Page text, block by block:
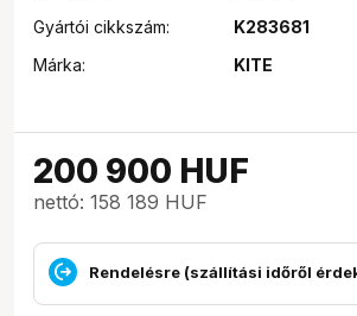
Gyártói cikkszám:
K283681
Márka:
KITE
200 900 HUF
nettó: 158 189 HUF
Rendelésre (szállítási időről